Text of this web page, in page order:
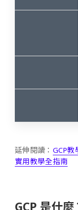
延伸閱讀： GCP
實用教學全指南
GCP 是什